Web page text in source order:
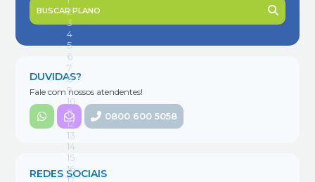
BUSCAR PLANO
DUVIDAS?
Fale com nossos atendentes!
0800 600 5058
REDES SOCIAIS